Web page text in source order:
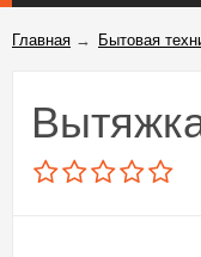
Главная → Бытовая